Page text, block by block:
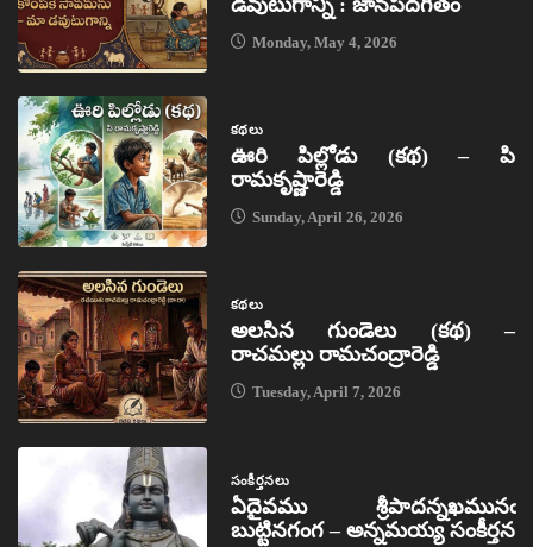
డవుటుగాన్ని : జానపదగీతం
Monday, May 4, 2026
కథలు
ఊరి పిల్లోడు (కథ) – పి
రామకృష్ణారెడ్డి
Sunday, April 26, 2026
కథలు
అలసిన గుండెలు (కథ) –
రాచమల్లు రామచంద్రారెడ్డి
Tuesday, April 7, 2026
సంకీర్తనలు
ఏదైవము శ్రీపాదన్నఖమునఁ
బుట్టినగంగ – అన్నమయ్య సంకీర్తన